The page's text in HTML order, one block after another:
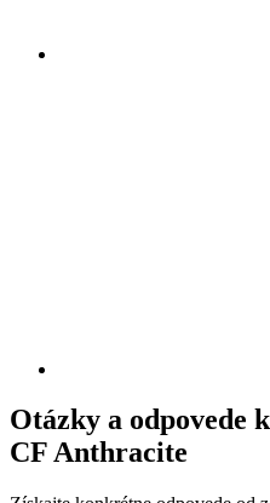
Otázky a odpovede
CF Anthracite